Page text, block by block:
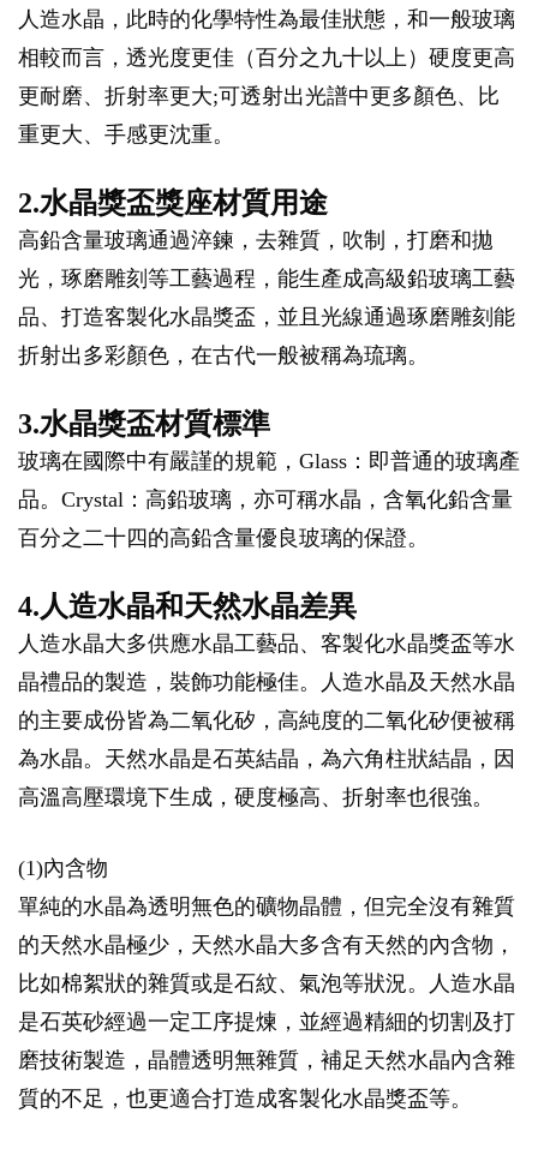
人造水晶，此時的化學特性為最佳狀態，和一般玻璃
相較而言，透光度更佳（百分之九十以上）硬度更高
更耐磨、折射率更大;可透射出光譜中更多顏色、比
重更大、手感更沈重。
2.水晶獎盃獎座材質用途
高鉛含量玻璃通過淬鍊，去雜質，吹制，打磨和拋
光，琢磨雕刻等工藝過程，能生產成高級鉛玻璃工藝
品、打造客製化水晶獎盃，並且光線通過琢磨雕刻能
折射出多彩顏色，在古代一般被稱為琉璃。
3.水晶獎盃材質標準
玻璃在國際中有嚴謹的規範，Glass：即普通的玻璃產
品。Crystal：高鉛玻璃，亦可稱水晶，含氧化鉛含量
百分之二十四的高鉛含量優良玻璃的保證。
4.人造水晶和天然水晶差異
人造水晶大多供應水晶工藝品、客製化水晶獎盃等水
晶禮品的製造，裝飾功能極佳。人造水晶及天然水晶
的主要成份皆為二氧化矽，高純度的二氧化矽便被稱
為水晶。天然水晶是石英結晶，為六角柱狀結晶，因
高溫高壓環境下生成，硬度極高、折射率也很強。
(1)內含物
單純的水晶為透明無色的礦物晶體，但完全沒有雜質
的天然水晶極少，天然水晶大多含有天然的內含物，
比如棉絮狀的雜質或是石紋、氣泡等狀況。人造水晶
是石英砂經過一定工序提煉，並經過精細的切割及打
磨技術製造，晶體透明無雜質，補足天然水晶內含雜
質的不足，也更適合打造成客製化水晶獎盃等。